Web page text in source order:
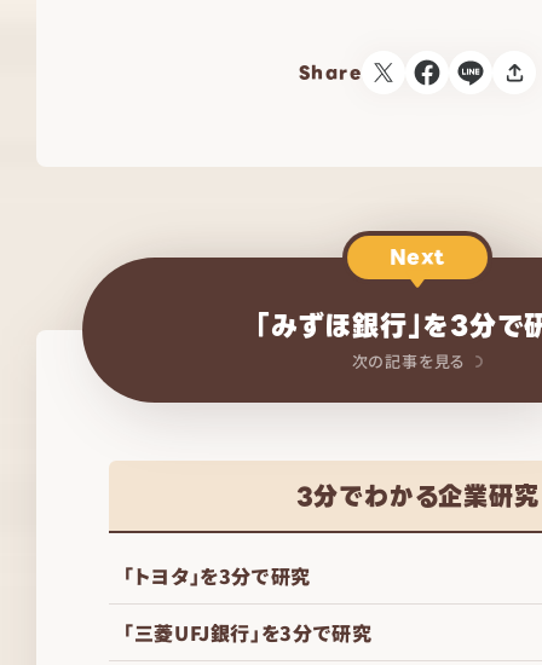
Share
Next
「みずほ銀行」を3分で
次の記事を見る
3分でわかる企業研究
「トヨタ」を3分で研究
「三菱UFJ銀行」を3分で研究